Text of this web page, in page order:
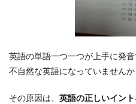
英語の単語一つ一つが上手に発
不自然な英語になっていませんか
その原因は、 英語の正しいイン